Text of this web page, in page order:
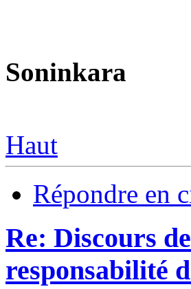
Soninkara
Haut
Répondre en
Re: Discours
responsabilité